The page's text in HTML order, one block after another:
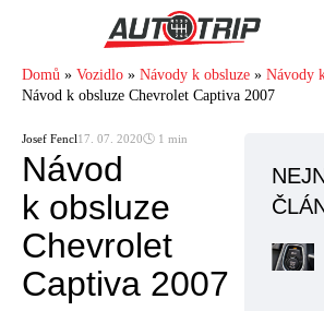
Domů » Vozidlo » Návody k obsluze » Návody
Návod k obsluze Chevrolet Captiva 2007
Josef Fencl17. 07. 2020🕓 1 min
Návod
k obsluze
Chevrolet
Captiva 2007